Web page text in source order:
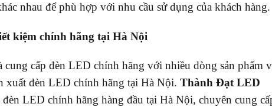
nhau để phù hợp với nhu cầu sử dụng của khách hàng.
kiệm chính hãng tại Hà Nội
cấp đèn LED chính hãng với nhiều dòng sản phẩm
xuất đèn LED chính hãng tại Hà Nội. Thành Đạt LED
LED chính hãng hàng đầu tại Hà Nội, chuyên cung